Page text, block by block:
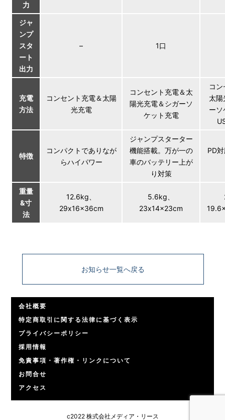
力
ジャ
ンプ
スタ
ート
出力
– 1口
充電
方法
コンセント充電＆太陽
光充電
コンセント充電＆太
陽光充電＆シガーソ
ケット充電
コ
太陽
ーソ
特徴
コンパクトでありなが
らハイパワー
ジャンプスターター
機能搭載。万が一の
車のバッテリー上が
り対策
PD
重量
&寸
法
12.6kg、
29x16x36cm
5.6kg、
23x14x23cm
お知らせ一覧へ戻る
会社概要
特定商取引に関する法律に基づく表示
プライバシーポリシー
採用情報
免責事項・著作権・リンクについて
お問合せ
アクセス
c2022 株式会社メディア・リース